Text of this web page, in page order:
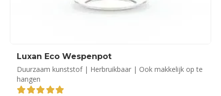
Luxan Eco Wespenpot
Duurzaam kunststof | Herbruikbaar | Ook makkelijk op te
hangen